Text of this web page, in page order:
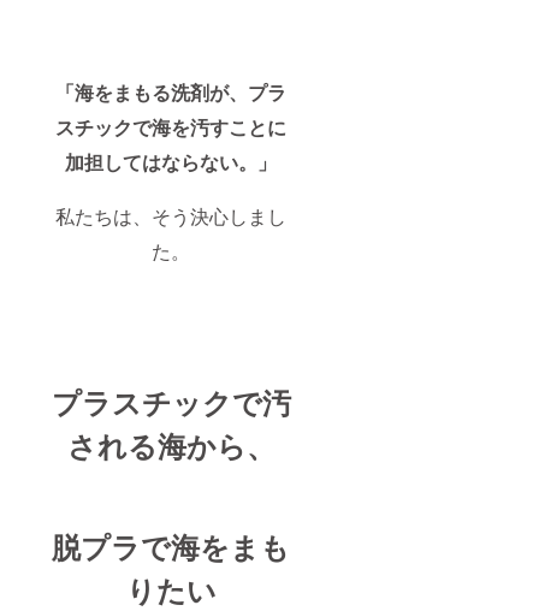
「海をまもる洗剤が、プラ
スチックで海を汚すことに
加担してはならない。」
私たちは、そう決心しまし
た。
プラスチックで汚
される海から、
脱プラで海をまも
りたい